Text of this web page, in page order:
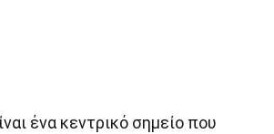
ένα κεντρικό σημείο που